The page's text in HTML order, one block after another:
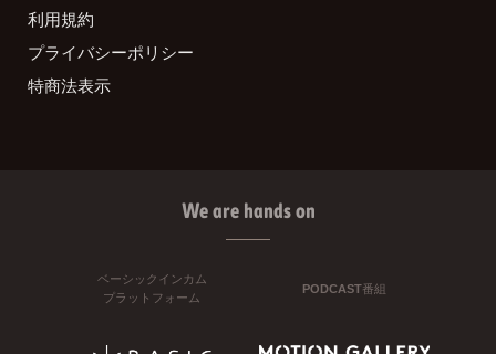
利用規約
プライバシーポリシー
特商法表示
We are hands on
ベーシックインカム
プラットフォーム
PODCAST番組